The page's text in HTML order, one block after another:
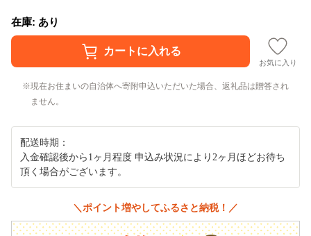
在庫: あり
お気に入り
現在お住まいの自治体へ寄附申込いただいた場合、返礼品は贈答され
ません。
配送時期：
入金確認後から1ヶ月程度 申込み状況により2ヶ月ほどお待ち
頂く場合がございます。
＼ポイント増やしてふるさと納税！／